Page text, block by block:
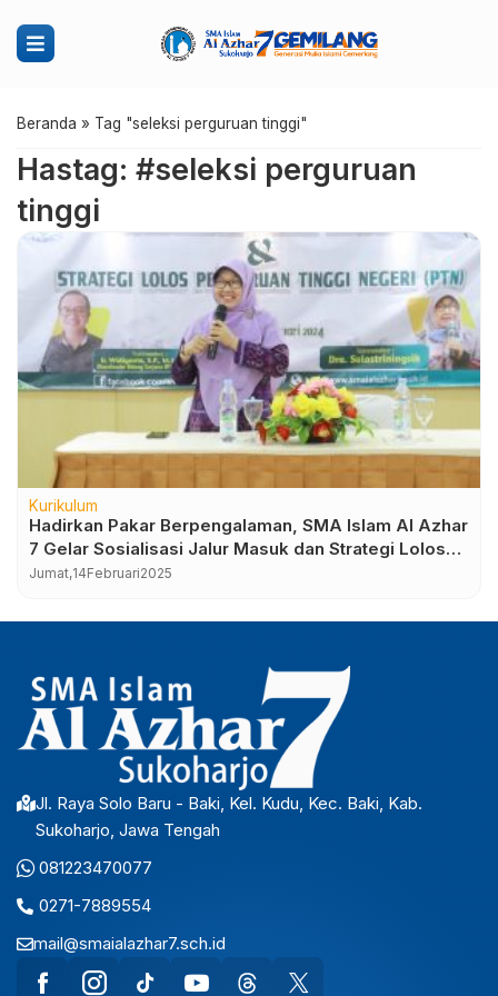
Beranda » Tag "seleksi perguruan tinggi"
Hastag: #seleksi perguruan
tinggi
Kurikulum
Hadirkan Pakar Berpengalaman, SMA Islam Al Azhar
7 Gelar Sosialisasi Jalur Masuk dan Strategi Lolos
PTN 2025
Jumat,14Februari2025
Jl. Raya Solo Baru - Baki, Kel. Kudu, Kec. Baki, Kab.
Sukoharjo, Jawa Tengah
081223470077
0271-7889554
mail@smaialazhar7.sch.id